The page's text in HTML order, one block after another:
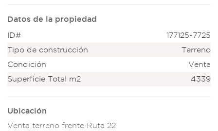
Datos de la propiedad
ID#
177125-7725
Tipo de construcción
Terreno
Condición
Venta
Superficie Total m2
4339
Ubicación
Venta terreno frente Ruta 22